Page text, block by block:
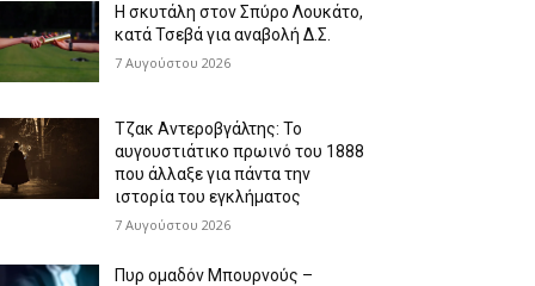
Η σκυτάλη στον Σπύρο Λουκάτο,
κατά Τσεβά για αναβολή Δ.Σ.
7 Αυγούστου 2026
Τζακ Αντεροβγάλτης: To
αυγουστιάτικο πρωινό του 1888
που άλλαξε για πάντα την
ιστορία του εγκλήματος
7 Αυγούστου 2026
Πυρ ομαδόν Μπουρνούς –